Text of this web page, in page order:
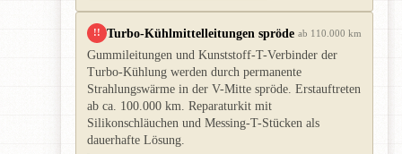
!! Turbo-Kühlmittelleitungen spröde ab 110.000 km
Gummileitungen und Kunststoff-T-Verbinder der
Turbo-Kühlung werden durch permanente
Strahlungswärme in der V-Mitte spröde. Erstauftreten
ab ca. 100.000 km. Reparaturkit mit
Silikonschläuchen und Messing-T-Stücken als
dauerhafte Lösung.